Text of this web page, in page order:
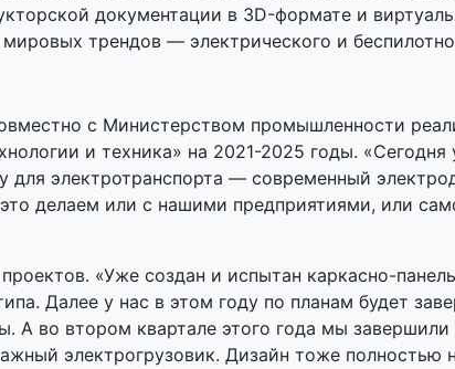
документации в 3D-формате и
трендов — электрического и
с Министерством промышленности
и техника» на 2021-2025 годы.
для электротранспорта — современный
делаем или с нашими предприятиями, или
«Уже создан и испытан каркасно-
Далее у нас в этом году по планам будет
А во втором квартале этого года мы
электрогрузовик. Дизайн тоже